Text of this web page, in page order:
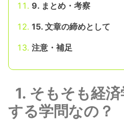
9. まとめ・考察
15. 文章の締めとして
注意・補足
1. そもそも経
する学問なの？